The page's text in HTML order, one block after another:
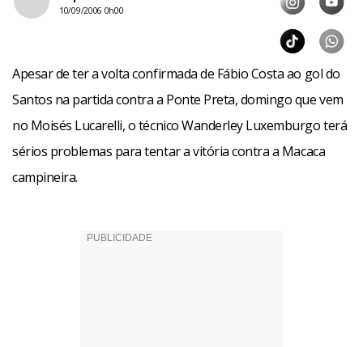
10/09/2006 0h00
Apesar de ter a volta confirmada de Fábio Costa ao gol do
Santos na partida contra a Ponte Preta, domingo que vem
no Moisés Lucarelli, o técnico Wanderley Luxemburgo terá
sérios problemas para tentar a vitória contra a Macaca
campineira.